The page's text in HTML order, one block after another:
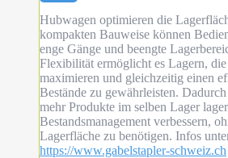
Hubwagen optimieren die
kompakten Bauweise können
enge Gänge und beengte
Flexibilität ermöglicht es Lagern,
maximieren und gleichzeitig einen
Bestände zu gewährleisten.
mehr Produkte im selben Lager
Bestandsmanagement verbessern,
Lagerfläche zu benötigen. Infos
https://www.gabelstapler-schweiz.ch